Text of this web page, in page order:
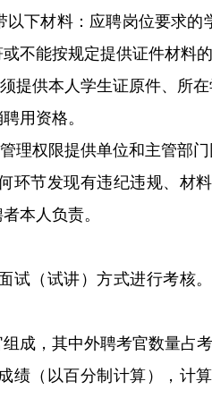
以下材料：应聘岗位要求
不能按规定提供证件材料
提供本人学生证原件、所
用资格。
理权限提供单位和主管部门
环节发现有违纪违规、材
本人负责。
试（试讲）方式进行考
成，其中外聘考官数量占
绩（以百分制计算），